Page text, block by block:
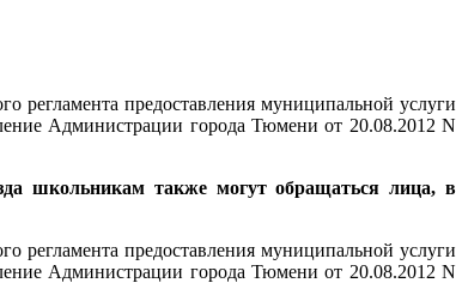
предоставления муниципальной услуги
Администрации города Тюмени от 20.08.2012 N
школьникам также могут обращаться лица, в
предоставления муниципальной услуги
Администрации города Тюмени от 20.08.2012 N